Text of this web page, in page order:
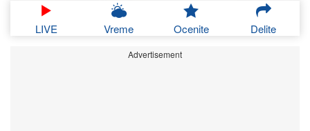
LIVE Vreme Ocenite Delite
Advertisement